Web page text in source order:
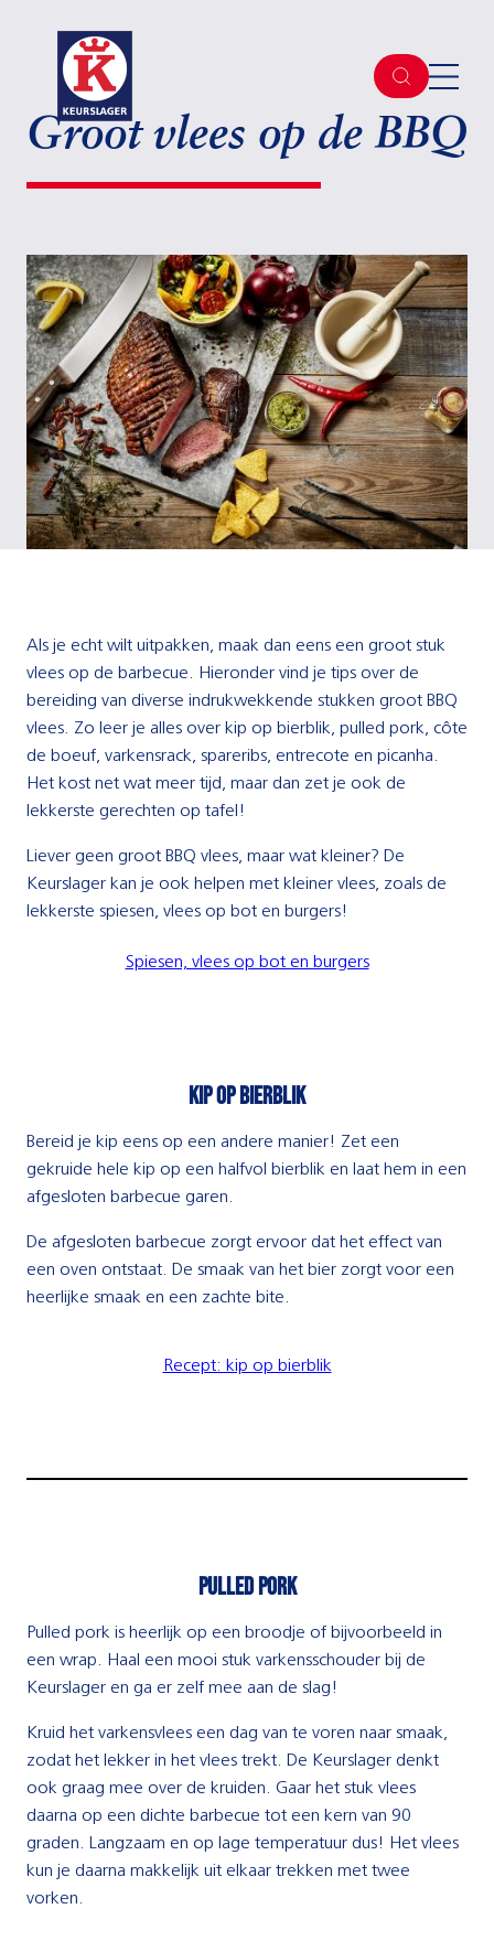
Groot vlees op de BBQ
Als je echt wilt uitpakken, maak dan eens een groot stuk
vlees op de barbecue. Hieronder vind je tips over de
bereiding van diverse indrukwekkende stukken groot BBQ
vlees. Zo leer je alles over kip op bierblik, pulled pork, côte
de boeuf, varkensrack, spareribs, entrecote en picanha.
Het kost net wat meer tijd, maar dan zet je ook de
lekkerste gerechten op tafel!
Liever geen groot BBQ vlees, maar wat kleiner? De
Keurslager kan je ook helpen met kleiner vlees, zoals de
lekkerste spiesen, vlees op bot en burgers!
Spiesen, vlees op bot en burgers
Kip op bierblik
Bereid je kip eens op een andere manier! Zet een
gekruide hele kip op een halfvol bierblik en laat hem in een
afgesloten barbecue garen.
De afgesloten barbecue zorgt ervoor dat het effect van
een oven ontstaat. De smaak van het bier zorgt voor een
heerlijke smaak en een zachte bite.
Recept: kip op bierblik
Pulled pork
Pulled pork is heerlijk op een broodje of bijvoorbeeld in
een wrap. Haal een mooi stuk varkensschouder bij de
Keurslager en ga er zelf mee aan de slag!
Kruid het varkensvlees een dag van te voren naar smaak,
zodat het lekker in het vlees trekt. De Keurslager denkt
ook graag mee over de kruiden. Gaar het stuk vlees
daarna op een dichte barbecue tot een kern van 90
graden. Langzaam en op lage temperatuur dus! Het vlees
kun je daarna makkelijk uit elkaar trekken met twee
vorken.